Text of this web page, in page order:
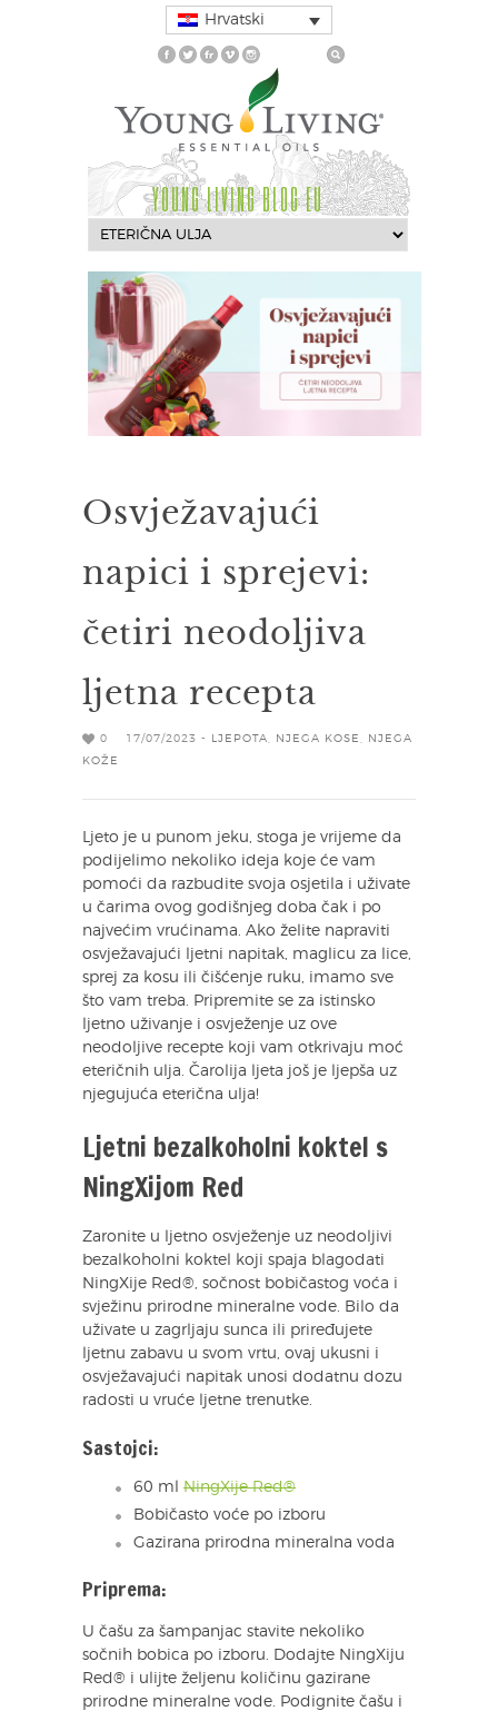
Hrvatski
YOUNG LIVING BLOG EU
Osvježavajući
napici i sprejevi:
četiri neodoljiva
ljetna recepta
0 17/07/2023 - LJEPOTA NJEGA KOSE
NJEGA
KOŽE
Ljeto je u punom jeku, stoga je vrijeme da
podijelimo nekoliko ideja koje će vam
pomoći da razbudite svoja osjetila i uživate
u čarima ovog godišnjeg doba čak i po
najvećim vrućinama. Ako želite napraviti
osvježavajući ljetni napitak, maglicu za lice,
sprej za kosu ili čišćenje ruku, imamo sve
što vam treba. Pripremite se za istinsko
ljetno uživanje i osvježenje uz ove
neodoljive recepte koji vam otkrivaju moć
eteričnih ulja. Čarolija ljeta još je ljepša uz
njegujuća eterična ulja!
Ljetni bezalkoholni koktel s
NingXijom Red
Zaronite u ljetno osvježenje uz neodoljivi
bezalkoholni koktel koji spaja blagodati
NingXije Red®, sočnost bobičastog voća i
svježinu prirodne mineralne vode. Bilo da
uživate u zagrljaju sunca ili priređujete
ljetnu zabavu u svom vrtu, ovaj ukusni i
osvježavajući napitak unosi dodatnu dozu
radosti u vruće ljetne trenutke.
Sastojci:
60 ml NingXije Red®
Bobičasto voće po izboru
Gazirana prirodna mineralna voda
Priprema:
U čašu za šampanjac stavite nekoliko
sočnih bobica po izboru. Dodajte NingXiju
Red® i ulijte željenu količinu gazirane
prirodne mineralne vode. Podignite čašu i